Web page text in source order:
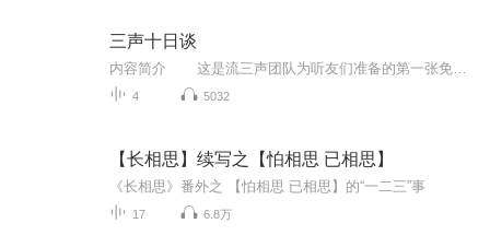
三声十日谈
4 5032
【长相思】续写之【怕相思 已相思】
《长相思》番外之 【怕相思 已相思】的“一二三”事
17 6.8万